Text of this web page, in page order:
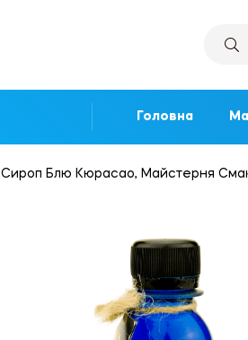
Головна
Сироп Блю Кюрасао, Майстерня